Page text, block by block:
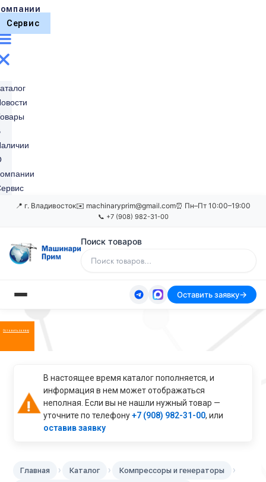
Сервис
📍 г. Владивосток✉️ machinaryprim@gmail.com⏰ Пн–Пт 10:00–19:00
📞 +7 (908) 982-31-00
Поиск товаров
Оставить заявку
Оставить заявку
В настоящее время каталог пополняется, и
информация в нем может отображаться
неполная. Если вы не нашли нужный товар —
уточните по телефону+7 (908) 982-31-00, или
оставив заявку
Главная › Каталог › Компрессоры и генераторы ›